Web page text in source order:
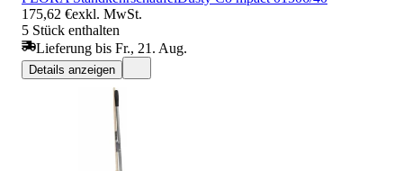
175,62 €exkl. MwSt.
5 Stück enthalten
Lieferung bis Fr., 21. Aug.
Details anzeigen